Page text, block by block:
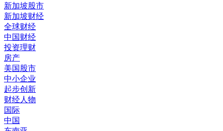
新加坡股市
新加坡财经
全球财经
中国财经
投资理财
房产
美国股市
中小企业
起步创新
财经人物
国际
中国